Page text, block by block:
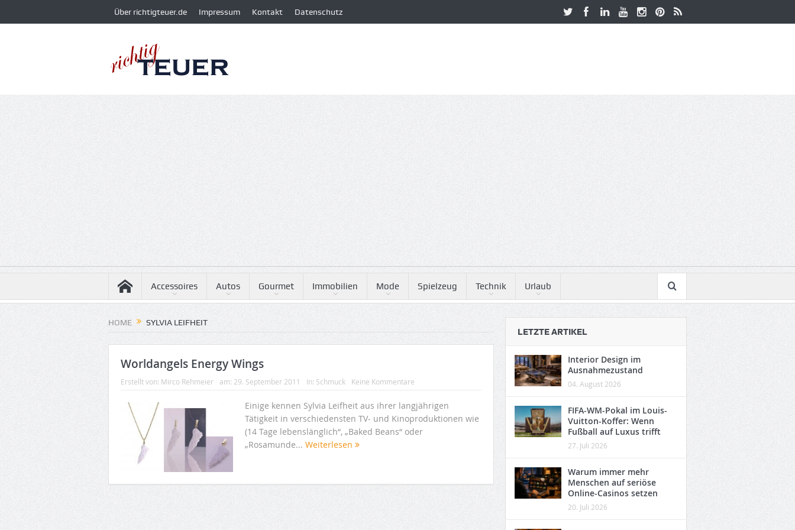
Über richtigteuer.de Impressum Kontakt Datenschutz
Accessoires Autos Gourmet Immobilien Mode Spielzeug Technik Urlaub
HOME SYLVIA LEIFHEIT
Worldangels Energy Wings
Erstellt von: Mirco Rehmeier am: 29. September 2011 In: Schmuck Keine Kommentare
Einige kennen Sylvia Leifheit aus ihrer langjährigen
Tätigkeit in verschiedensten TV- und Kinoproduktionen wie
(14 Tage lebenslänglich“, „Baked Beans“ oder
„Rosamunde... Weiterlesen
LETZTE ARTIKEL
Interior Design im
Ausnahmezustand
04. August 2026
FIFA-WM-Pokal im Louis-
Vuitton-Koffer: Wenn
Fußball auf Luxus trifft
27. Juli 2026
Warum immer mehr
Menschen auf seriöse
Online-Casinos setzen
20. Juli 2026